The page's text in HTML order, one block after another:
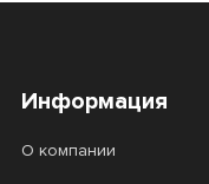
Информация
О компании